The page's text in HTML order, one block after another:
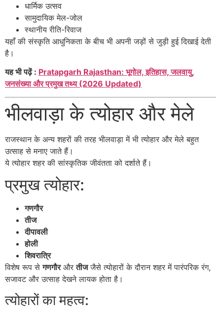
धार्मिक उत्सव
सामुदायिक मेल-जोल
स्थानीय रीति-रिवाज
यहाँ की संस्कृति आधुनिकता के बीच भी अपनी जड़ों से जुड़ी हुई दिखाई देती
है।
यह भी पढ़ें : Pratapgarh Rajasthan: भूगोल, इतिहास, जलवायु,
जनसंख्या और प्रमुख तथ्य (2026 Updated)
भीलवाड़ा के त्योहार और मेले
राजस्थान के अन्य शहरों की तरह भीलवाड़ा में भी त्योहार और मेले बहुत
उत्साह से मनाए जाते हैं।
ये त्योहार शहर की सांस्कृतिक जीवंतता को दर्शाते हैं।
प्रमुख त्योहार:
गणगौर
तीज
दीपावली
होली
शिवरात्रि
विशेष रूप सेगणगौरऔरतीजजैसे त्योहारों के दौरान शहर में पारंपरिक रंग,
सजावट और उत्साह देखने लायक होता है।
त्योहारों का महत्व: